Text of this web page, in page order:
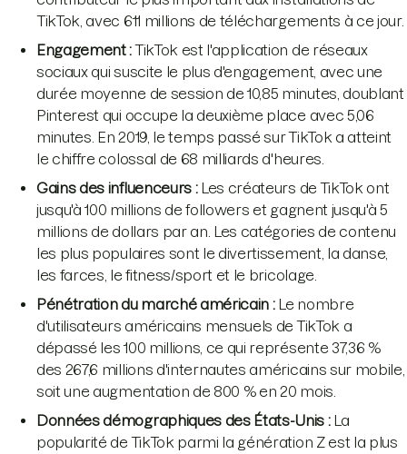
TikTok, avec 611 millions de téléchargements à ce jour.
Engagement :TikTok est l'application de réseaux
sociaux qui suscite le plus d'engagement, avec une
durée moyenne de session de 10,85 minutes, doublant
Pinterest qui occupe la deuxième place avec 5,06
minutes. En 2019, le temps passé sur TikTok a atteint
le chiffre colossal de 68 milliards d'heures.
Gains des influenceurs :Les créateurs de TikTok ont
jusqu'à 100 millions de followers et gagnent jusqu'à 5
millions de dollars par an. Les catégories de contenu
les plus populaires sont le divertissement, la danse,
les farces, le fitness/sport et le bricolage.
Pénétration du marché américain :Le nombre
d'utilisateurs américains mensuels de TikTok a
dépassé les 100 millions, ce qui représente 37,36 %
des 267,6 millions d'internautes américains sur mobile,
soit une augmentation de 800 % en 20 mois.
Données démographiques des États-Unis :La
popularité de TikTok parmi la génération Z est la plus